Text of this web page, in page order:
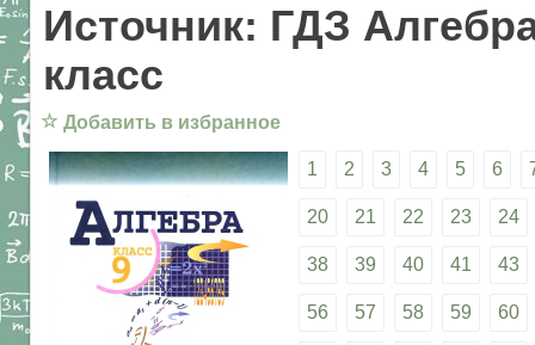
Источник: ГДЗ
класс
☆ Добавить в избранное
1 2 3 4 5 6
20 21 22 23 24
38 39 40 41 43
56 57 58 59 60